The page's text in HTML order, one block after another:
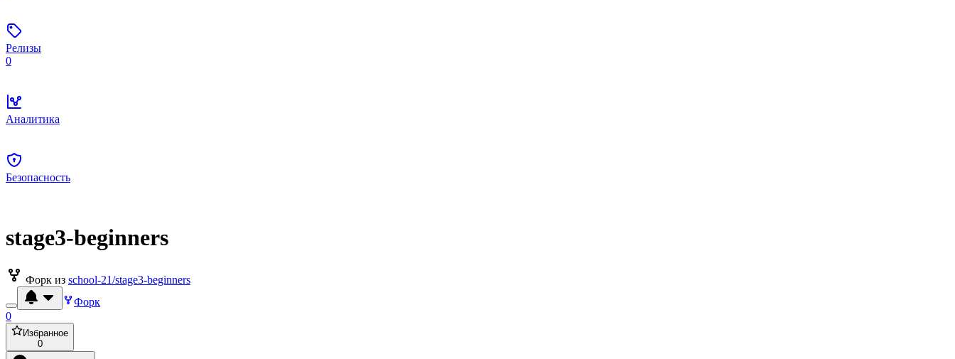
Релизы
0
Аналитика
Безопасность
stage3-beginners
Форк из school-21/stage3-beginners
Форк
0
Избранное
0